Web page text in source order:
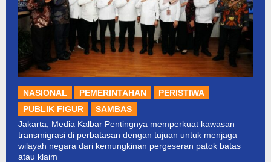
NASIONAL PEMERINTAHAN
PERISTIWA
PUBLIK FIGUR
SAMBAS
Jakarta, Media Kalbar Pentingnya memperkuat kawasan
transmigrasi di perbatasan dengan tujuan untuk menjaga
wilayah negara dari kemungkinan pergeseran patok batas
atau klaim